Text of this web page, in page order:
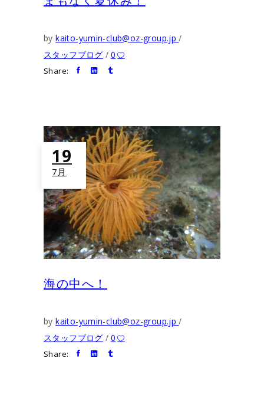
bykaito-yumin-club@oz-group.jp
スタッフブログ
0
Share:
19
7月
海の中へ！
bykaito-yumin-club@oz-group.jp
スタッフブログ
0
Share: